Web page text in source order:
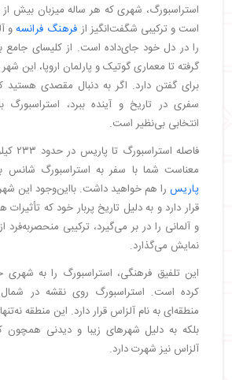
است و ترکیبی شگفت‌انگیز از فرهنگ فرانسهو
گرفته تا معماری گوتیک و پارلمان اروپا، این
برای گفتن دارد. اگر به دنبال مقصدی هستید
سفری در تاریخ و آینده ببرد، استراسبورگ
انتخابی بی‌نظیر است.
فاصله
معناست شما با سفر به استراسبورگ شانس
پاریسرا هم خواهید داشت. بااین‌وجود این
قرار دارد و به دلیل تاریخ پربار خود که
و آلمانی را در بر می‌گیرد، ترکیبی منحصربه‌فرد
نمایش می‌گذارد.
این تلفیق فرهنگی، استراسبورگ را به
کرده است. استراسبورگ روی نقشه در
منطقه‌ای به نام آلزاس قرار دارد. این منطقه
بلکه به دلیل شهرهای زیبا و دیدنی همچون
آلزاس نیز شهرت دارد.